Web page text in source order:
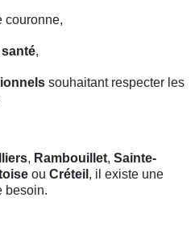
couronne,
,
souhaitant respecter les
, Rambouillet, Sainte-
ou Créteil , il existe une
besoin.